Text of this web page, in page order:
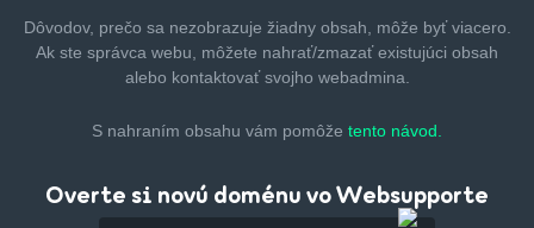
Dôvodov, prečo sa nezobrazuje žiadny obsah, môže byťviacero.
Ak ste správca webu, môžete nahrať/zmazaťexistujúci obsah
alebo kontaktovať svojho webadmina.
S nahraním obsahu vám pomôže tento návod.
Overte si novú doménu vo Websupporte